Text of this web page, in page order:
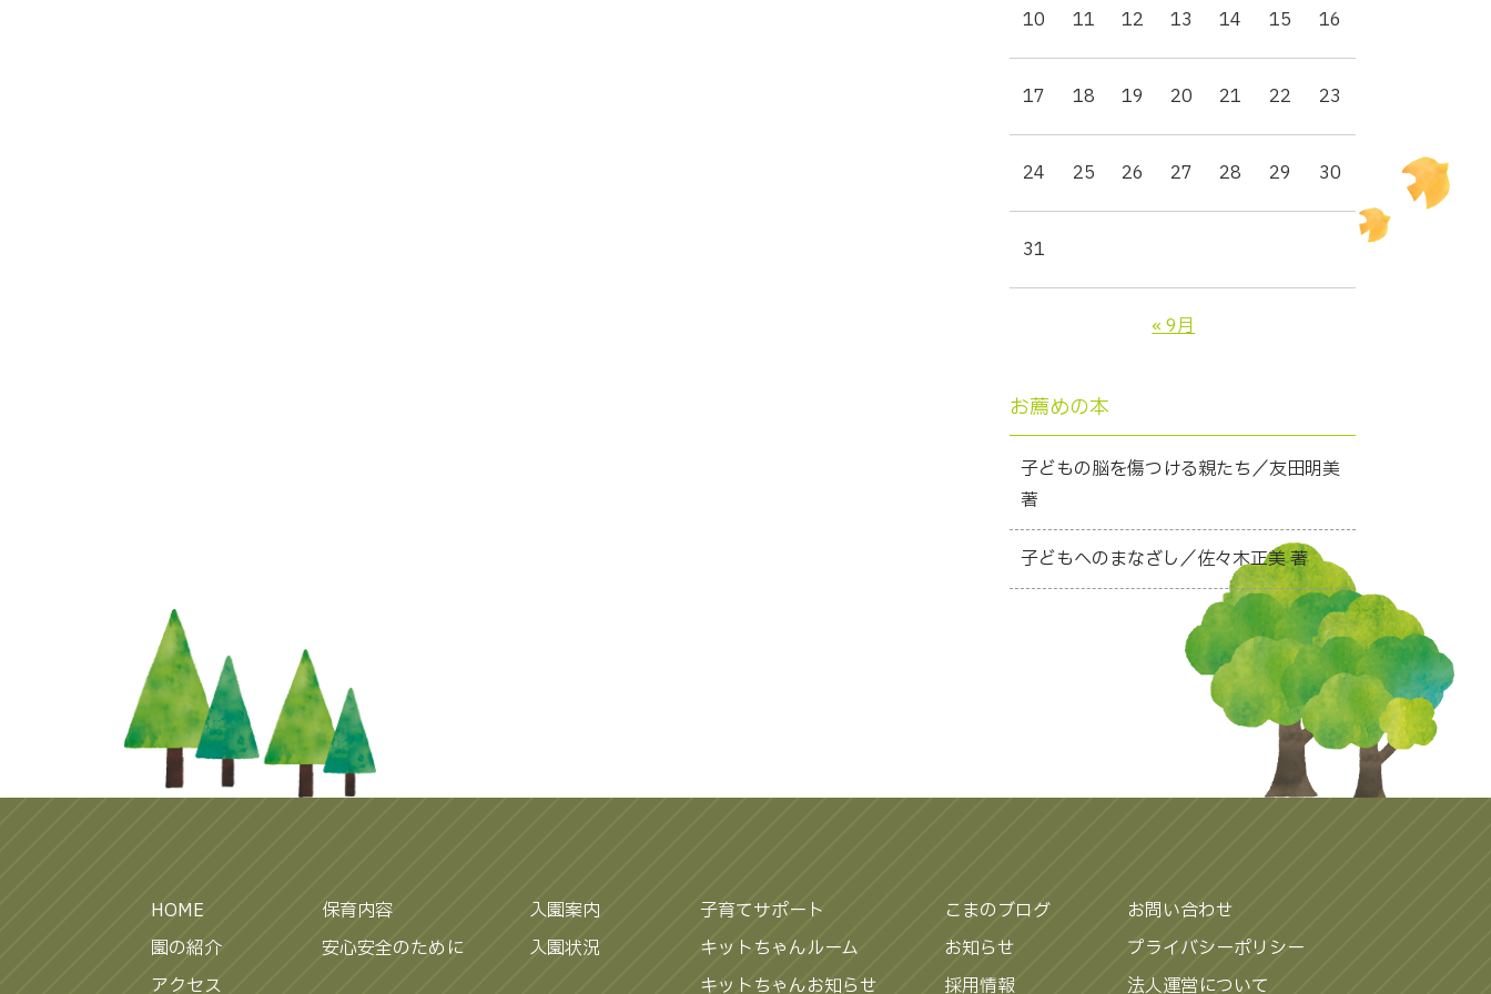
10 11 12 13 14 15 16
17 18 19 20 21 22 23
24 25 26 27 28 29 30
31
« 9月
お薦めの本
子どもの脳を傷つける親たち／友田明美
著
子どもへのまなざし／佐々木正美 著
HOME
園の紹介
アクセス
保育内容
安心安全のために
入園案内
入園状況
子育てサポート
キットちゃんルーム
キットちゃんお知らせ
こまのブログ
お知らせ
採用情報
お問い合わせ
プライバシーポリシー
法人運営について